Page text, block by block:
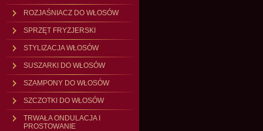
ROZJAŚNIACZ DO WŁOSÓW
SPRZĘT FRYZJERSKI
STYLIZACJA WŁOSÓW
SUSZARKI DO WŁOSÓW
SZAMPONY DO WŁOSÓW
SZCZOTKI DO WŁOSÓW
TRWAŁA ONDULACJA I
PROSTOWANIE